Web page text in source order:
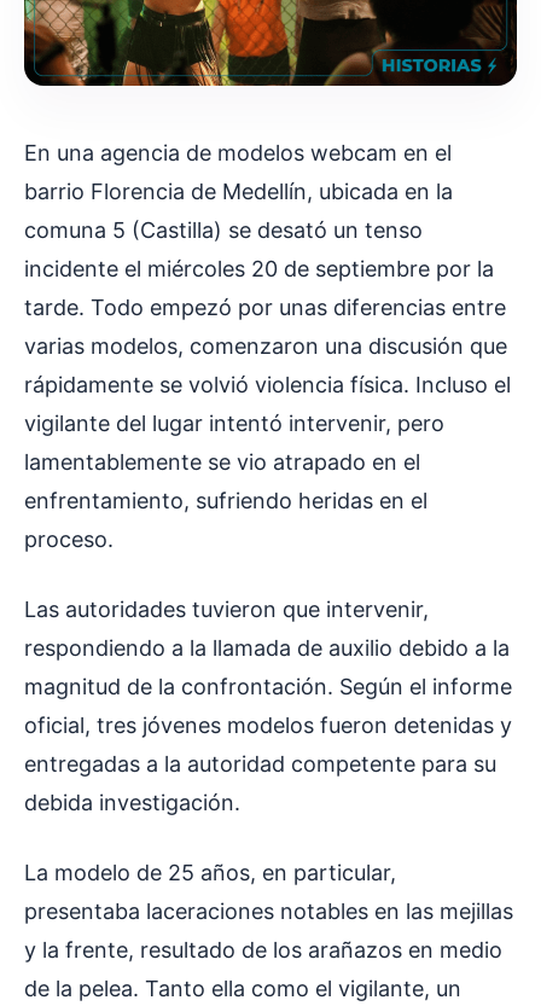
En una agencia de modelos webcam en el
barrio Florencia de Medellín, ubicada en la
comuna 5 (Castilla) se desató un tenso
incidente el miércoles 20 de septiembre por la
tarde. Todo empezó por unas diferencias entre
varias modelos, comenzaron una discusión que
rápidamente se volvió violencia física. Incluso el
vigilante del lugar intentó intervenir, pero
lamentablemente se vio atrapado en el
enfrentamiento, sufriendo heridas en el
proceso.
Las autoridades tuvieron que intervenir,
respondiendo a la llamada de auxilio debido a la
magnitud de la confrontación. Según el informe
oficial, tres jóvenes modelos fueron detenidas y
entregadas a la autoridad competente para su
debida investigación.
La modelo de 25 años, en particular,
presentaba laceraciones notables en las mejillas
y la frente, resultado de los arañazos en medio
de la pelea. Tanto ella como el vigilante, un